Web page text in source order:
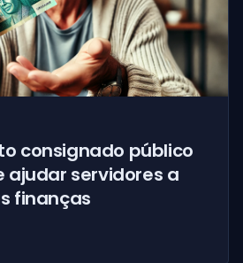
consignado público
ajudar servidores a
finanças